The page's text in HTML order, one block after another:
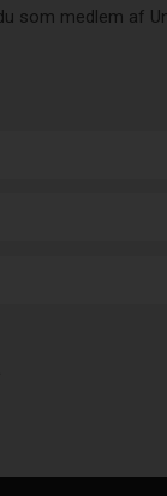
du som medlem af